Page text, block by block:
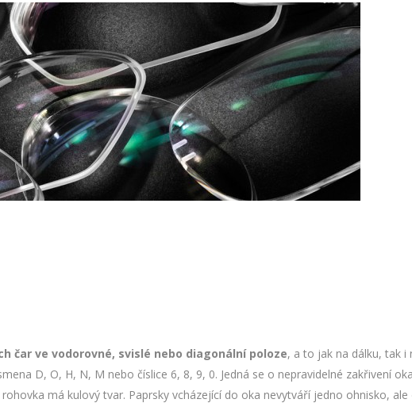
čar ve vodorovné, svislé nebo diagonální poloze, a to jak na dálku, tak i
D, O, H, N, M nebo číslice 6, 8, 9, 0. Jedná se o nepravidelné zakřivení
má kulový tvar. Paprsky vcházející do oka nevytváří jedno ohnisko,